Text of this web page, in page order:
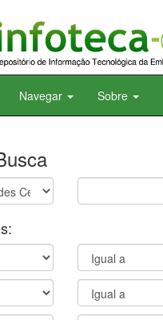
Navegar Sobre